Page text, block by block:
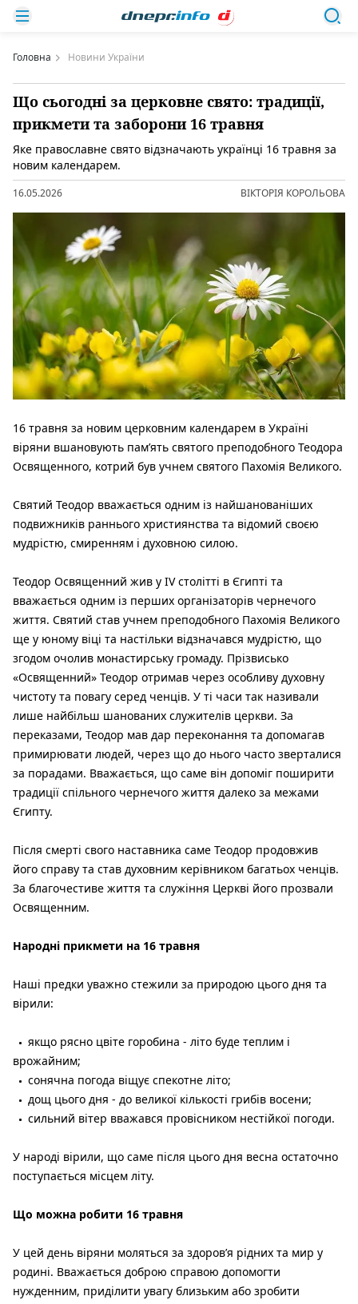
Головна Новини України
Що сьогодні за церковне свято: традиції,
прикмети та заборони 16 травня
Яке православне свято відзначають українці 16 травня за
новим календарем.
16.05.2026 ВІКТОРІЯ КОРОЛЬОВА
16 травня за новим церковним календарем в Україні
віряни вшановують пам’ять святого преподобного Теодора
Освященного, котрий був учнем святого Пахомія Великого.
Святий Теодор вважається одним із найшанованіших
подвижників раннього християнства та відомий своєю
мудрістю, смиренням і духовною силою.
Теодор Освященний жив у IV столітті в Єгипті та
вважається одним із перших організаторів чернечого
життя. Святий став учнем преподобного Пахомія Великого
ще у юному віці та настільки відзначався мудрістю, що
згодом очолив монастирську громаду. Прізвисько
«Освященний» Теодор отримав через особливу духовну
чистоту та повагу серед ченців. У ті часи так називали
лише найбільш шанованих служителів церкви. За
переказами, Теодор мав дар переконання та допомагав
примирювати людей, через що до нього часто зверталися
за порадами. Вважається, що саме він допоміг поширити
традиції спільного чернечого життя далеко за межами
Єгипту.
Після смерті свого наставника саме Теодор продовжив
його справу та став духовним керівником багатьох ченців.
За благочестиве життя та служіння Церкві його прозвали
Освященним.
Народні прикмети на 16 травня
Наші предки уважно стежили за природою цього дня та
вірили:
якщо рясно цвіте горобина - літо буде теплим і
врожайним;
сонячна погода віщує спекотне літо;
дощ цього дня - до великої кількості грибів восени;
сильний вітер вважався провісником нестійкої погоди.
У народі вірили, що саме після цього дня весна остаточно
поступається місцем літу.
Що можна робити 16 травня
У цей день віряни моляться за здоров’я рідних та мир у
родині. Вважається доброю справою допомогти
нужденним, приділити увагу близьким або зробити